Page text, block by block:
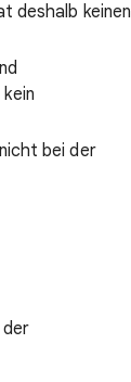
deshalb keinen
bei der
der